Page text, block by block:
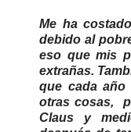
Me ha
debido al
eso que mis
extrañas.
que cada año
otras cosas,
Claus y